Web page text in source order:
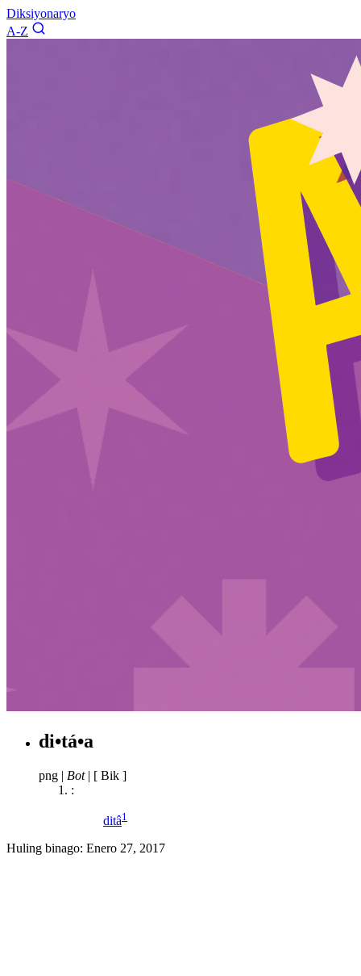
Diksiyonaryo
A-Z
di•tá•a
png | Bot | [ Bik ]
:
ditâ1
Huling binago: Enero 27, 2017